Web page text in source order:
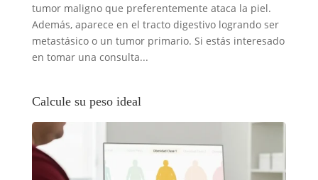
tumor maligno que preferentemente ataca la piel.
Además, aparece en el tracto digestivo logrando ser
metastásico o un tumor primario. Si estás interesado
en tomar una consulta...
Calcule su peso ideal